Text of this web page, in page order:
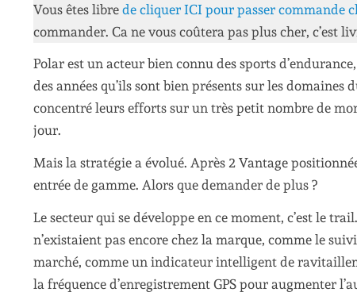
Vous êtes libre de cliquer ICI pour passer commande
commander. Ca ne vous coûtera pas plus cher, c’est
Polar est un acteur bien connu des sports
des années qu’ils sont bien présents sur les
concentré leurs efforts sur un très petit nombre de
jour.
Mais la stratégie a évolué. Après 2 Vantage
entrée de gamme. Alors que demander de plus ?
Le secteur qui se développe en ce moment, c’est le
n’existaient pas encore chez la marque, comme le
marché, comme un indicateur intelligent de
la fréquence d’enregistrement GPS pour augmenter